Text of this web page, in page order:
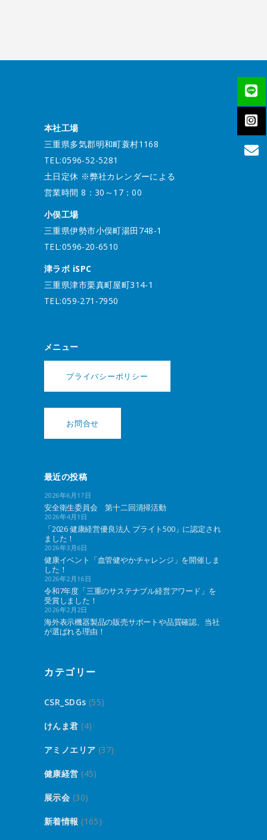
本社工場
三重県多気郡明和町蓑村1168
TEL:0596-52-5281
土日定休 ※弊社カレンダーによる
営業時間 8：30～17：00
小俣工場
三重県伊勢市小俣町湯田748-1
TEL:0596-20-6510
津ラボ iSPC
三重県津市栗真町屋町314-1
TEL:059-271-7950
メニュー
プライバシーポリシー
お問合せ
最近の投稿
2026年6月17日
安全衛生委員会 第十二回清掃活動
2026年4月1日
「2026 健康経営優良法人 ブライト500」に認定され
ました！
2026年3月6日
健康イベント「血管健やかチャレンジ」を開催しま
した！
2026年2月16日
令和7年度「三重のサステナブル経営アワード」を
受賞しました！
2026年2月2日
海外表示機器製品の販売サポートや品質確認、当社
が選ばれる理由！
カテゴリー
CSR_SDGs (55)
けんま君 (4)
アミノエリア (37)
健康経営 (45)
展示会 (30)
新着情報 (165)